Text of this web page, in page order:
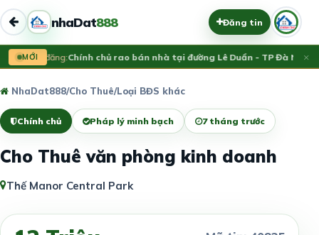
nhaDat888 Đăng tin
MỚI
Vừa đăng:Chính chủ rao bán nhà tại đường Lê Duẩn - TP Đà Nẵng;
×
NhaDat888/Cho Thuê/Loại BĐS khác
Chính chủ Pháp lý minh bạch 7 tháng trước
Cho Thuê văn phòng kinh doanh
Thế Manor Central Park